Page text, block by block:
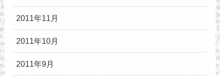
2011年11月
2011年10月
2011年9月